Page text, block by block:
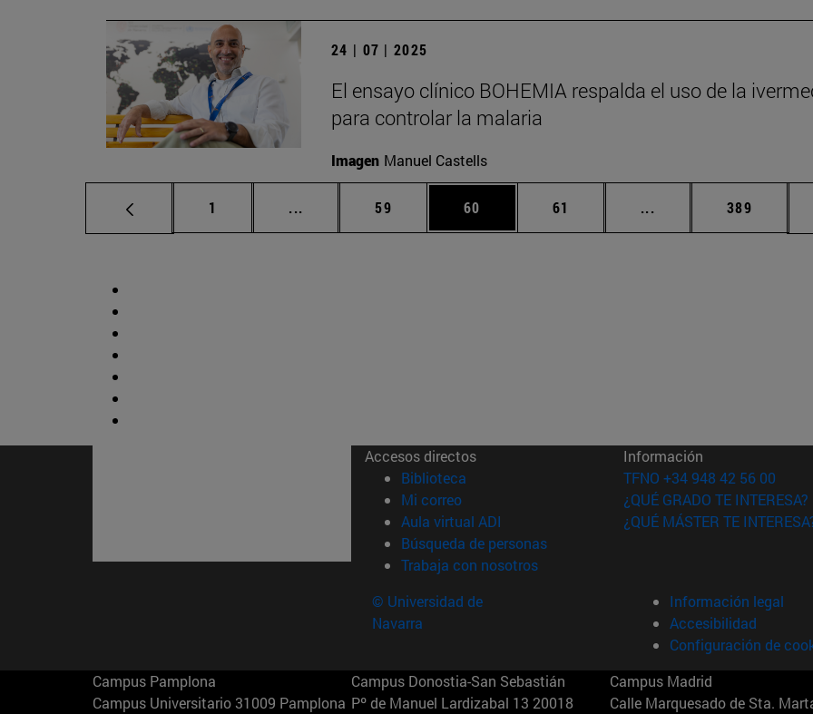
24 | 07 | 2025
El ensayo clínico BOHEMIA respalda el uso de la
para controlar la malaria
Imagen Manuel Castells
Página
1 ... Páginas intermedias Use TAB para desplazarse.
Página
59 Página
60 Página
61 ... Páginas intermedias
Página
389
Accesos directos
Biblioteca (abre en nueva ventana)
Mi correo(abre en nueva ventana)
Aula virtual ADI (abre en nueva ventana)
Búsqueda de personas(abre en nueva ventana)
Trabaja con nosotros(abre en nueva ventana)
Información
TFNO +34 948 42 56 00
¿QUÉ GRADO TE INTERESA?
¿QUÉ MÁSTER TE
© Universidad de
Navarra
Información legal
Accesibilidad
Configuración de
Campus Pamplona
Campus Universitario 31009 Pamplona
Campus Donostia-San Sebastián
Pº de Manuel Lardizabal 13 20018
Campus Madrid
Calle Marquesado de Sta.